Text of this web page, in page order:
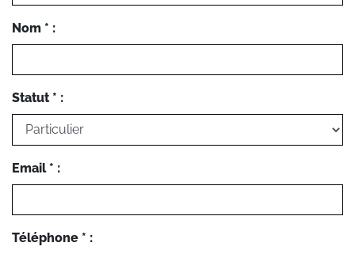
Nom * :
Statut * :
Email * :
Téléphone * :